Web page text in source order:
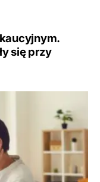
się przy